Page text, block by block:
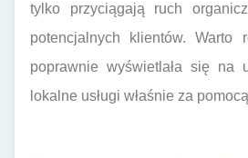
tylko przyciągają ruch
potencjalnych klientów.
poprawnie wyświetlała się na
lokalne usługi właśnie za